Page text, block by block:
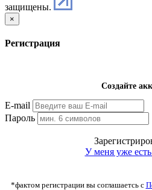
защищены.
×
Регистрация
Создайте
E-mail
Пароль
У меня уже есть
*фактом регистрации вы соглашаетсь с